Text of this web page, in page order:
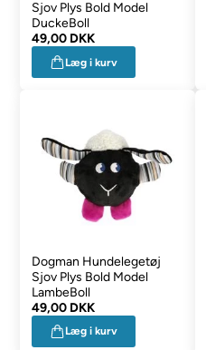
Sjov Plys Bold Model
DuckeBoll
49,00 DKK
Læg i kurv
Dogman Hundelegetøj
Sjov Plys Bold Model
LambeBoll
49,00 DKK
Læg i kurv